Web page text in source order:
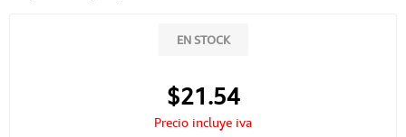
EN STOCK
$21.54
Precio incluye iva